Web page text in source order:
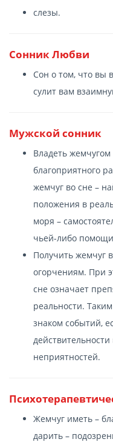
слезы.
Сонник Любви
Сон о том, что вы
сулит вам
Мужской сонник
Владеть жемчугом
благоприятного
жемчуг во сне –
положения в
моря –
чьей-либо
Получить жемчуг
огорчениям. При
сне означает
реальности.
знаком событий,
неприятностей.
Жемчуг иметь –
дарить –